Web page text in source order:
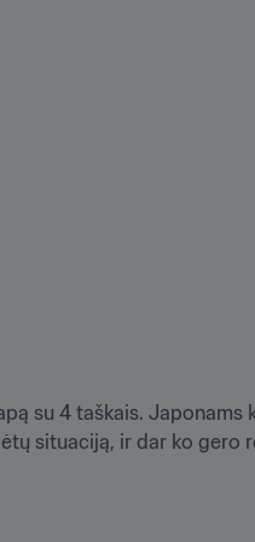
su 4 taškais. Japonams
situaciją, ir dar ko gero